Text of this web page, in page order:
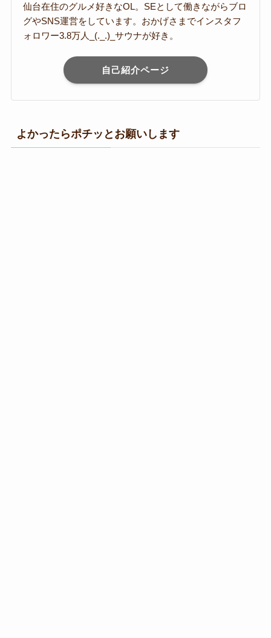
仙台在住のグルメ好きなOL。SEとして働きながらブロ
グやSNS運営をしています。おかげさまでインスタフ
ォロワー3.8万人_(._.)_サウナが好き。
自己紹介ページ
よかったらポチッとお願いします